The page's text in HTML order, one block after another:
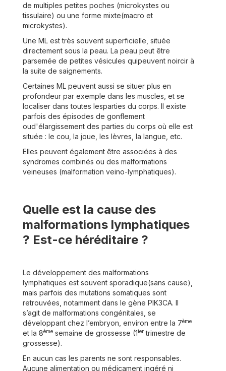
de multiples petites poches (microkystes ou
tissulaire) ou une forme mixte(macro et
microkystes).
Une ML est très souvent superficielle, située
directement sous la peau. La peau peut être
parsemée de petites vésicules quipeuvent noircir à
la suite de saignements.
Certaines ML peuvent aussi se situer plus en
profondeur par exemple dans les muscles, et se
localiser dans toutes lesparties du corps. Il existe
parfois des épisodes de gonflement
oud'élargissement des parties du corps où elle est
située : le cou, la joue, les lèvres, la langue, etc.
Elles peuvent également être associées à des
syndromes combinés ou des malformations
veineuses (malformation veino-lymphatiques).
Quelle est la cause des
malformations lymphatiques
? Est-ce héréditaire ?
Le développement des malformations
lymphatiques est souvent sporadique(sans cause),
mais parfois des mutations somatiques sont
retrouvées, notamment dans le gène PIK3CA. Il
s’agit de malformations congénitales, se
développant chez l’embryon, environ entre la 7ème
et la 8èmesemaine de grossesse (1iertrimestre de
grossesse).
En aucun cas les parents ne sont responsables.
Aucune alimentation ou médicament ingéré ni